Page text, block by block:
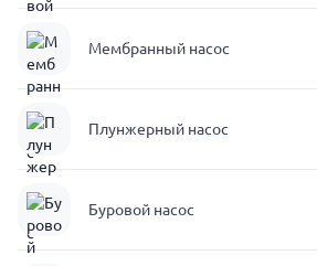
Мембранный насос
Плунжерный насос
Буровой насос